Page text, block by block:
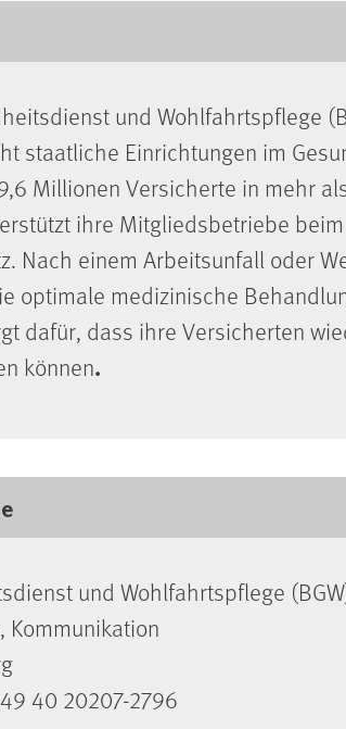
und Wohlfahrtspflege
staatliche Einrichtungen im
Millionen Versicherte in mehr
ihre Mitgliedsbetriebe
Nach einem Arbeitsunfall oder
optimale medizinische
dafür, dass ihre Versicherten
können.
und Wohlfahrtspflege
Kommunikation
40 20207-2796